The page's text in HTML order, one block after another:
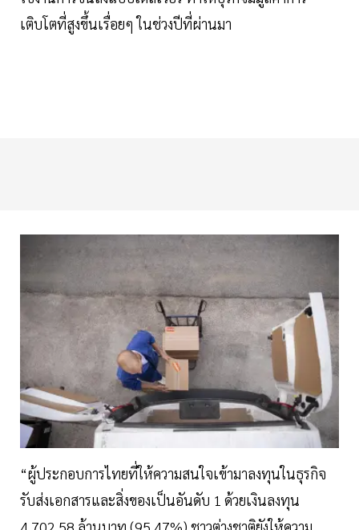
เติบโตที่สูงขึ้นเรื่อยๆ ในช่วงปีที่ผ่านมา
“ผู้ประกอบการไทยที่ให้ความสนใจเข้ามาลงทุนในธุรกิจ
รับส่งเอกสารและสิ่งของเป็นอันดับ 1 ด้วยเงินลงทุน
4,702.58 ล้านบาท (95.47%) ชาวต่างชาติยังให้ความ